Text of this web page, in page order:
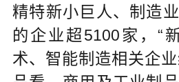
精特新小巨人、制造
的企业超5100家，“
术、智能制造相关企